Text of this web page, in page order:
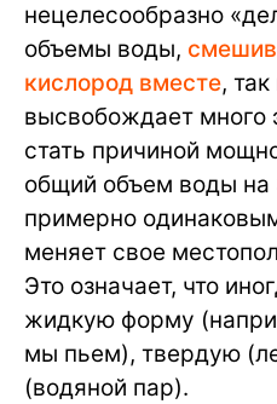
нецелесообразно
объемы воды,
кислород вместе, так
высвобождает много
стать причиной
общий объем воды на
примерно
меняет свое
Это означает, что
жидкую форму
мы пьем), твердую
(водяной пар).